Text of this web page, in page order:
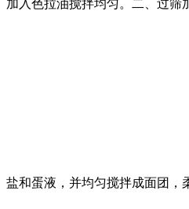
加入色拉油搅拌均匀。二、过筛
盐和蛋液，并均匀搅拌成面团，